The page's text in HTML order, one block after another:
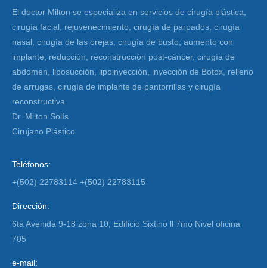
El doctor Milton se especializa en servicios de cirugía plástica,
cirugía facial, rejuvenecimiento, cirugía de parpados, cirugía
nasal, cirugía de las orejas, cirugía de busto, aumento con
implante, reducción, reconstrucción post-cáncer, cirugía de
abdomen, liposucción, lipoinyección, inyección de Botox, relleno
de arrugas, cirugía de implante de pantorrillas y cirugía
reconstructiva.
Dr. Milton Solís
Cirujano Plástico
Teléfonos:
+(502) 22783114 +(502) 22783115
Dirección:
6ta Avenida 9-18 zona 10, Edificio Sixtino ll 7mo Nivel oficina
705
e-mail: